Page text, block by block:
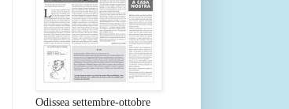
Odissea settembre-ottobre